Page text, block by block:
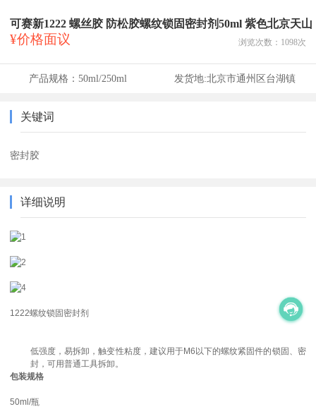
可赛新1222 螺丝胶 防松胶螺纹锁固密封剂50ml 紫色北京天山
¥价格面议 浏览次数： 1098次
产品规格：50ml/250ml 发货地:北京市通州区台湖镇
关键词
密封胶
详细说明
1222螺纹锁固密封剂
低强度，易拆卸，触变性粘度，建议用于M6以下的螺纹紧固件的锁固、密
封，可用普通工具拆卸。
包装规格
50ml/瓶